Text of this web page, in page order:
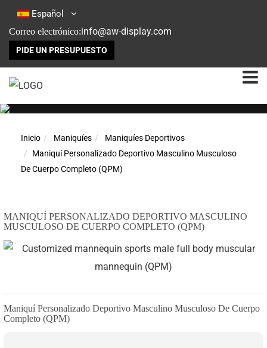
Español
Correo electrónico:info@aw-display.com
PIDE UN PRESUPUESTO
Inicio Maniquíes
Maniquíes Deportivos
Maniquí Personalizado Deportivo Masculino Musculoso
De Cuerpo Completo (QPM)
MANIQUÍ PERSONALIZADO DEPORTIVO MASCULINO
MUSCULOSO DE CUERPO COMPLETO (QPM)
Maniquí Personalizado Deportivo Masculino Musculoso De Cuerpo
Completo (QPM)